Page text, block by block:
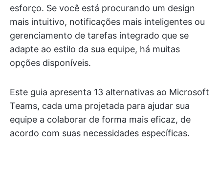
esforço. Se você está procurando um design
mais intuitivo, notificações mais inteligentes ou
gerenciamento de tarefas integrado que se
adapte ao estilo da sua equipe, há muitas
opções disponíveis.
Este guia apresenta 13 alternativas ao Microsoft
Teams, cada uma projetada para ajudar sua
equipe a colaborar de forma mais eficaz, de
acordo com suas necessidades específicas.